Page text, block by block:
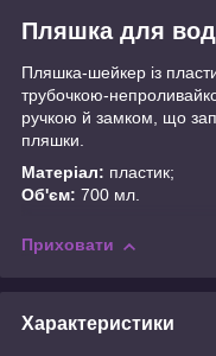
Пляшка для
Пляшка-шейкер із
трубочкою-
ручкою й замком, що
пляшки.
Матеріал: пластик;
Об'єм: 700 мл.
Приховати
Характеристики